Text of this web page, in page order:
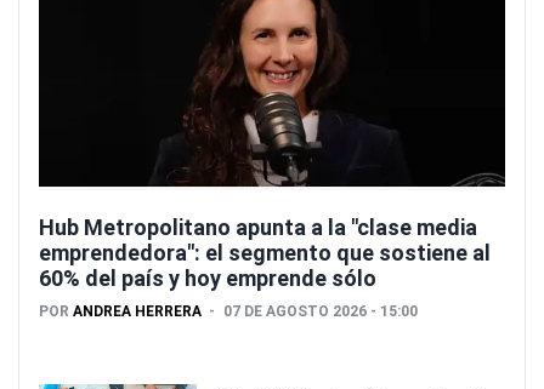
Hub Metropolitano apunta a la "clase media
emprendedora": el segmento que sostiene al
60% del país y hoy emprende sólo
POR ANDREA HERRERA 07 DE AGOSTO 2026 - 15:00